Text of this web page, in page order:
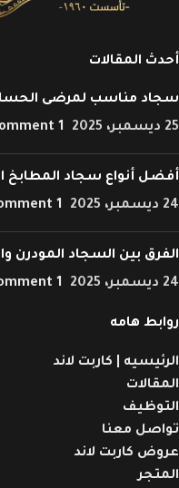
أحدث المقالات
سجاد مناسب لمرضى
25 ديسمبر، 2025
1 Comment
أفضل أنواع سجاد المطابخ
24 ديسمبر، 2025
1 Comment
الفرق بين السجاد المودرن
24 ديسمبر، 2025
1 Comment
روابط هامه
الرئيسيه | كاربت لاند
المقالات
التوظيف
تواصل معنا
عروض كاربت لاند
المتجر